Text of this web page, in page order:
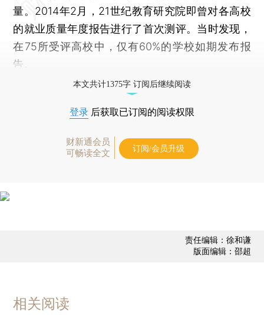
量。2014年2月，21世纪教育研究院即曾对各高校
的就业质量年度报告进行了首次测评。当时发现，
在75所受评高校中，仅有60%的学校如期发布报
告。
本文共计1375字 订阅后继续阅读
登录 后获取已订阅的阅读权限
财新通会员
可畅读全文
订阅/会员升级
责任编辑：徐和谦
版面编辑：邵超
相关阅读